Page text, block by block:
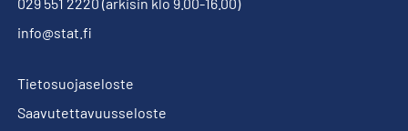
info@stat.fi
Tietosuojaseloste
Saavutettavuusseloste